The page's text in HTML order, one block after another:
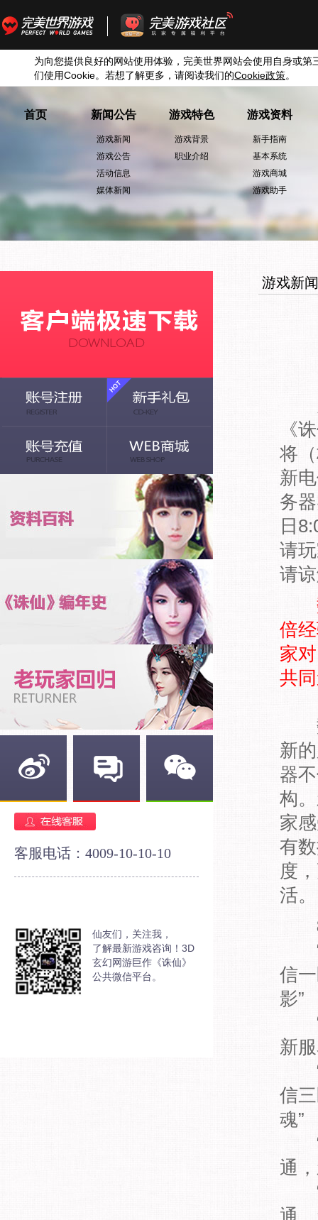
为向您提供良好的网站使用体验，完美世界网站会使用自身或第
们使用Cookie。若想了解更多，请阅读我们的Cookie政策。
首页 新闻公告
游戏新闻
游戏公告
活动信息
媒体新闻
游戏特色
游戏背景
职业介绍
游戏资料
新手指南
基本系统
游戏商城
游戏助手
客服电话：4009-10-10-10
仙友们，关注我，
了解最新游戏咨询！3D
玄幻网游巨作《诛仙》
公共微信平台。
游戏新闻
《
将
新
务
日
请
请
倍
家
共
数
新
器
构
家
有
度
活。
“
信
影”
“
新
“
信
魂”
“
通
“
通